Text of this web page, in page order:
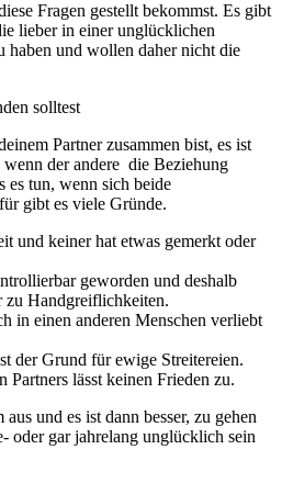
Fragen gestellt bekommst. Es gibt
lieber in einer unglücklichen
haben und wollen daher nicht die
solltest
Partner zusammen bist, es ist
der andere die Beziehung
es tun, wenn sich beide
gibt es viele Gründe.
und keiner hat etwas gemerkt oder
geworden und deshalb
zu Handgreiflichkeiten.
in einen anderen Menschen verliebt
der Grund für ewige Streitereien.
Partners lässt keinen Frieden zu.
und es ist dann besser, zu gehen
oder gar jahrelang unglücklich sein